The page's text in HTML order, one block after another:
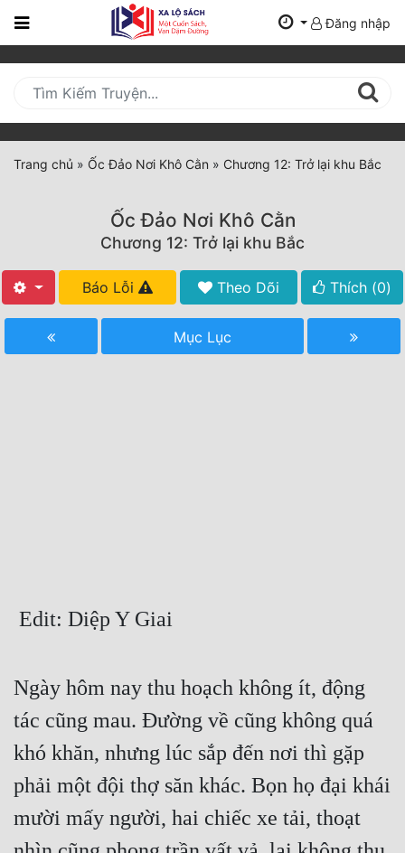
Trang
Mới
Cập
Nhật
(current)
Tất Cả
Truyện ngắn
Cung Đấu
Cạnh Kỹ
Cổ Tiên Hiệp
Cổ Đại
Đăng nhập
Trang chủ » Ốc Đảo Nơi Khô Cằn » Chương 12: Trở lại khu Bắc
Ốc Đảo Nơi Khô Cằn
Chương 12: Trở lại khu Bắc
Báo Lỗi Theo Dõi Thích (0)
Mục Lục
Edit: Diệp Y Giai
Ngày hôm nay thu hoạch không ít, động
tác cũng mau. Đường về cũng không quá
khó khăn, nhưng lúc sắp đến nơi thì gặp
phải một đội thợ săn khác. Bọn họ đại khái
mười mấy người, hai chiếc xe tải, thoạt